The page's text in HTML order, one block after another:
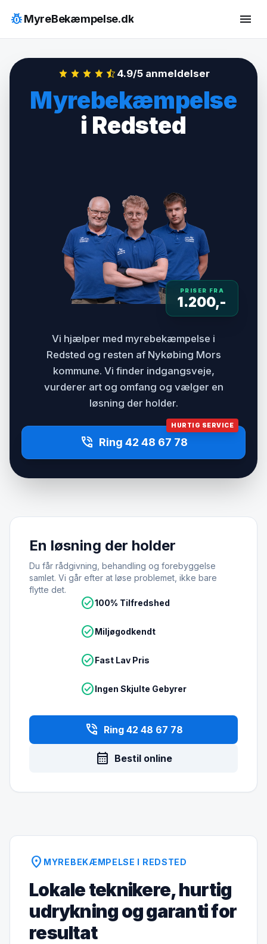
indhold
pest_controlMyreBekæmpelse.dk menu
4.9/5 anmeldelser
Myrebekæmpelse
i Redsted
PRISER FRA
1.200,-
Vi hjælper med myrebekæmpelse i
Redsted og resten af Nykøbing Mors
kommune. Vi finder indgangsveje,
vurderer art og omfang og vælger en
løsning der holder.
HURTIG SERVICE
phone_in_talk Ring 42 48 67 78
En løsning der holder
Du får rådgivning, behandling og forebyggelse
samlet. Vi går efter at løse problemet, ikke bare
flytte det.
check_circle100% Tilfredshed
check_circleMiljøgodkendt
check_circleFast Lav Pris
check_circleIngen Skjulte Gebyrer
phone_in_talk Ring 42 48 67 78
calendar_month Bestil online
location_on MYREBEKÆMPELSE I REDSTED
Lokale teknikere, hurtig
udrykning og garanti for
resultat